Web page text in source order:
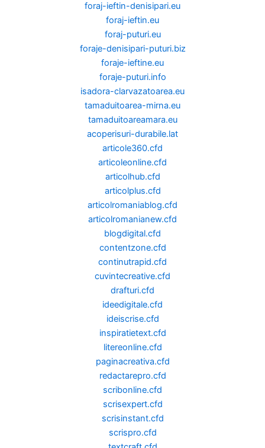
foraj-ieftin-denisipari.eu
foraj-ieftin.eu
foraj-puturi.eu
foraje-denisipari-puturi.biz
foraje-ieftine.eu
foraje-puturi.info
isadora-clarvazatoarea.eu
tamaduitoarea-mirna.eu
tamaduitoareamara.eu
acoperisuri-durabile.lat
articole360.cfd
articoleonline.cfd
articolhub.cfd
articolplus.cfd
articolromaniablog.cfd
articolromanianew.cfd
blogdigital.cfd
contentzone.cfd
continutrapid.cfd
cuvintecreative.cfd
drafturi.cfd
ideedigitale.cfd
ideiscrise.cfd
inspiratietext.cfd
litereonline.cfd
paginacreativa.cfd
redactarepro.cfd
scribonline.cfd
scrisexpert.cfd
scrisinstant.cfd
scrispro.cfd